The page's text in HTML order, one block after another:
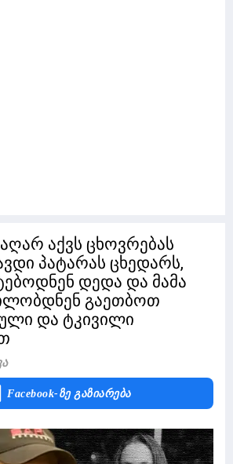
აქვს ცხოვრებას
პატარას ცხედარს,
დედა და მამა
გაეთბოთ
და ტკივილი
Facebook-Ზე Გაზიარება